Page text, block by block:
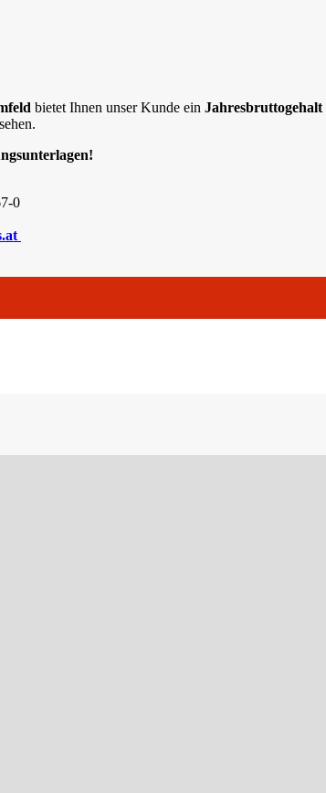
bietet Ihnen unser Kunde ein Jahresbruttogehalt
0